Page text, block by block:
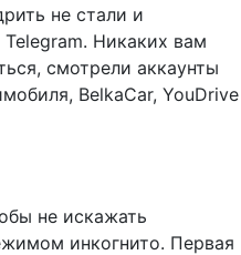
не стали и
Никаких вам
смотрели аккаунты
BelkaCar, YouDrive
не искажать
инкогнито. Первая